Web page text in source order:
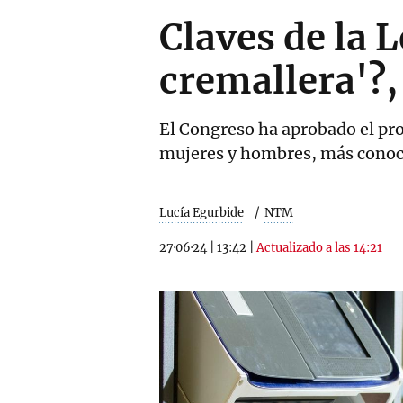
Claves de la
El Congreso ha aprobado el
mujeres y hombres, más
Lucía Egurbide NTM
27·06·24 13:42 |Actualizado a las 14:21